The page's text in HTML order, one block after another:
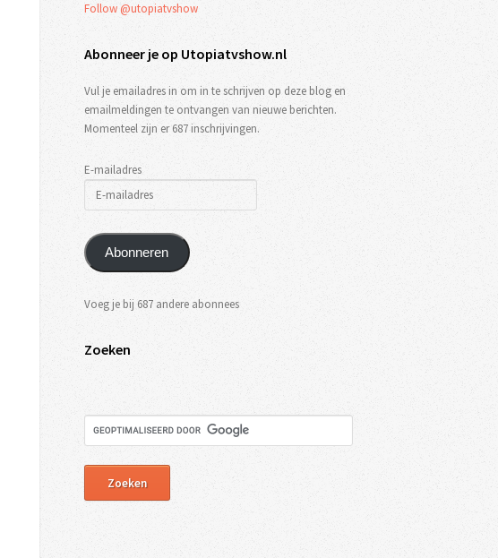
Follow @utopiatvshow
Abonneer je op Utopiatvshow.nl
Vul je emailadres in om in te schrijven op deze blog en
emailmeldingen te ontvangen van nieuwe berichten.
Momenteel zijn er 687 inschrijvingen.
E-mailadres
Abonneren
Voeg je bij 687 andere abonnees
Zoeken